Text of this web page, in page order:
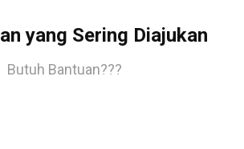
yang Sering Diajukan
Butuh Bantuan???